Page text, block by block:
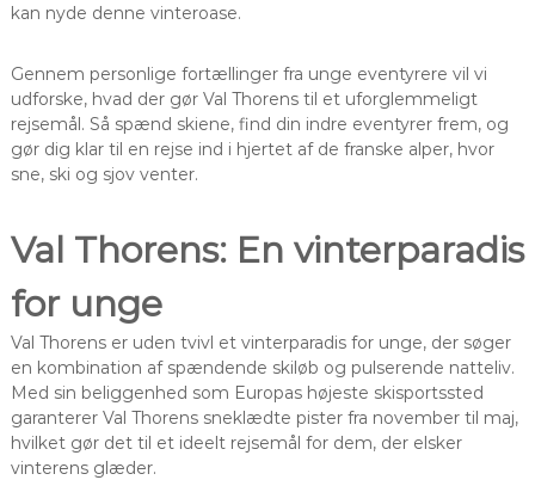
kan nyde denne vinteroase.
Gennem personlige fortællinger fra unge eventyrere vil vi
udforske, hvad der gør Val Thorens til et uforglemmeligt
rejsemål. Så spænd skiene, find din indre eventyrer frem, og
gør dig klar til en rejse ind i hjertet af de franske alper, hvor
sne, ski og sjov venter.
Val Thorens: En vinterparadis
for unge
Val Thorens er uden tvivl et vinterparadis for unge, der søger
en kombination af spændende skiløb og pulserende natteliv.
Med sin beliggenhed som Europas højeste skisportssted
garanterer Val Thorens sneklædte pister fra november til maj,
hvilket gør det til et ideelt rejsemål for dem, der elsker
vinterens glæder.